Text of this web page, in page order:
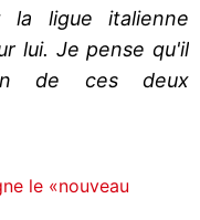
la ligue italienne
lui. Je pense qu'il
de ces deux
le «nouveau